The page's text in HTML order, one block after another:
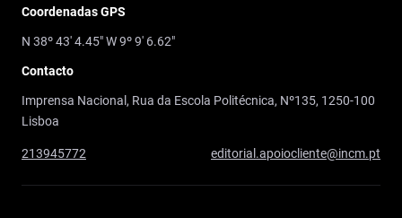
Coordenadas GPS
N 38º 43' 4.45" W 9º 9' 6.62"
Contacto
Imprensa Nacional, Rua da Escola Politécnica, Nº135, 1250-100
Lisboa
213945772 editorial.apoiocliente@incm.pt